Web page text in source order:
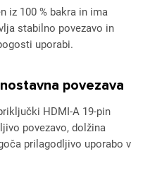
iz 100 % bakra in ima
stabilno povezavo in
uporabi.
povezava
HDMI-A 19-pin
povezavo, dolžina
prilagodljivo uporabo v